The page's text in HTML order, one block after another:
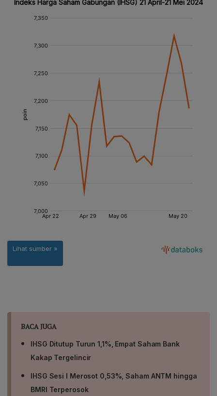
BACA JUGA
IHSG Ditutup Turun 1,1%, Empat Saham Bank
Kakap Tergelincir
IHSG Sesi I Merosot 0,53%, Saham ANTM hingga
BMRI Terperosok